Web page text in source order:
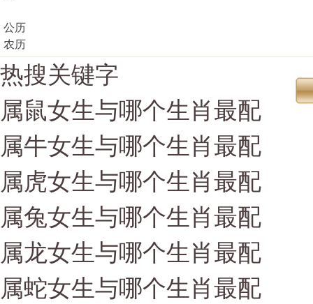
公历
农历
热搜关键字
属鼠女生与哪个生肖最配
属牛女生与哪个生肖最配
属虎女生与哪个生肖最配
属兔女生与哪个生肖最配
属龙女生与哪个生肖最配
属蛇女生与哪个生肖最配